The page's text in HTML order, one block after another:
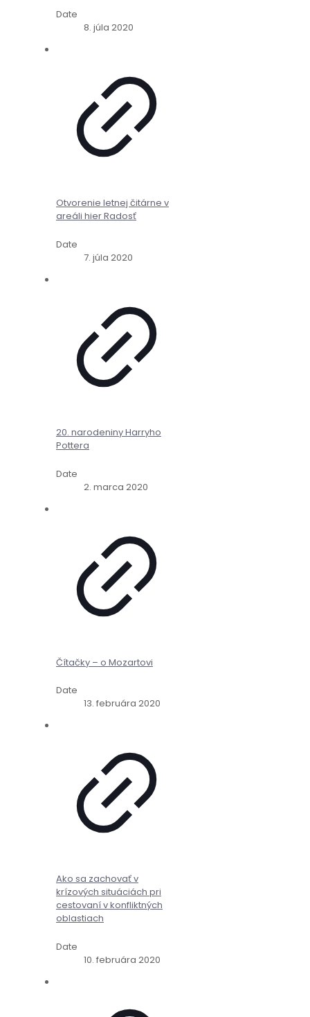
Date
8. júla 2020
Otvorenie letnej čitárne v
areáli hier Radosť
Date
7. júla 2020
20. narodeniny Harryho
Pottera
Date
2. marca 2020
Čítačky – o Mozartovi
Date
13. februára 2020
Ako sa zachovať v
krízových situáciách pri
cestovaní v konfliktných
oblastiach
Date
10. februára 2020